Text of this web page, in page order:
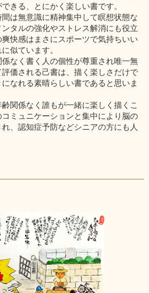
きる、とにかく楽しい書です。
は無意識に精神集中して瞑想状態な
タルの強化やストレス解消にも役立
快感はまさにスポーツで気持ちいい
似ています。
係なく書く人の個性が尊重され唯一無
価される己書は、描く楽しさだけで
なれる素晴らしい書であると思いま
関係なく誰もが一緒に楽しく描くこ
ミュニケーションと集中により脳の
、認知症予防などシニアの方にも人